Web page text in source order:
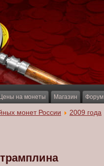
Цены на монеты Магазин Форум
монет России 2009 года